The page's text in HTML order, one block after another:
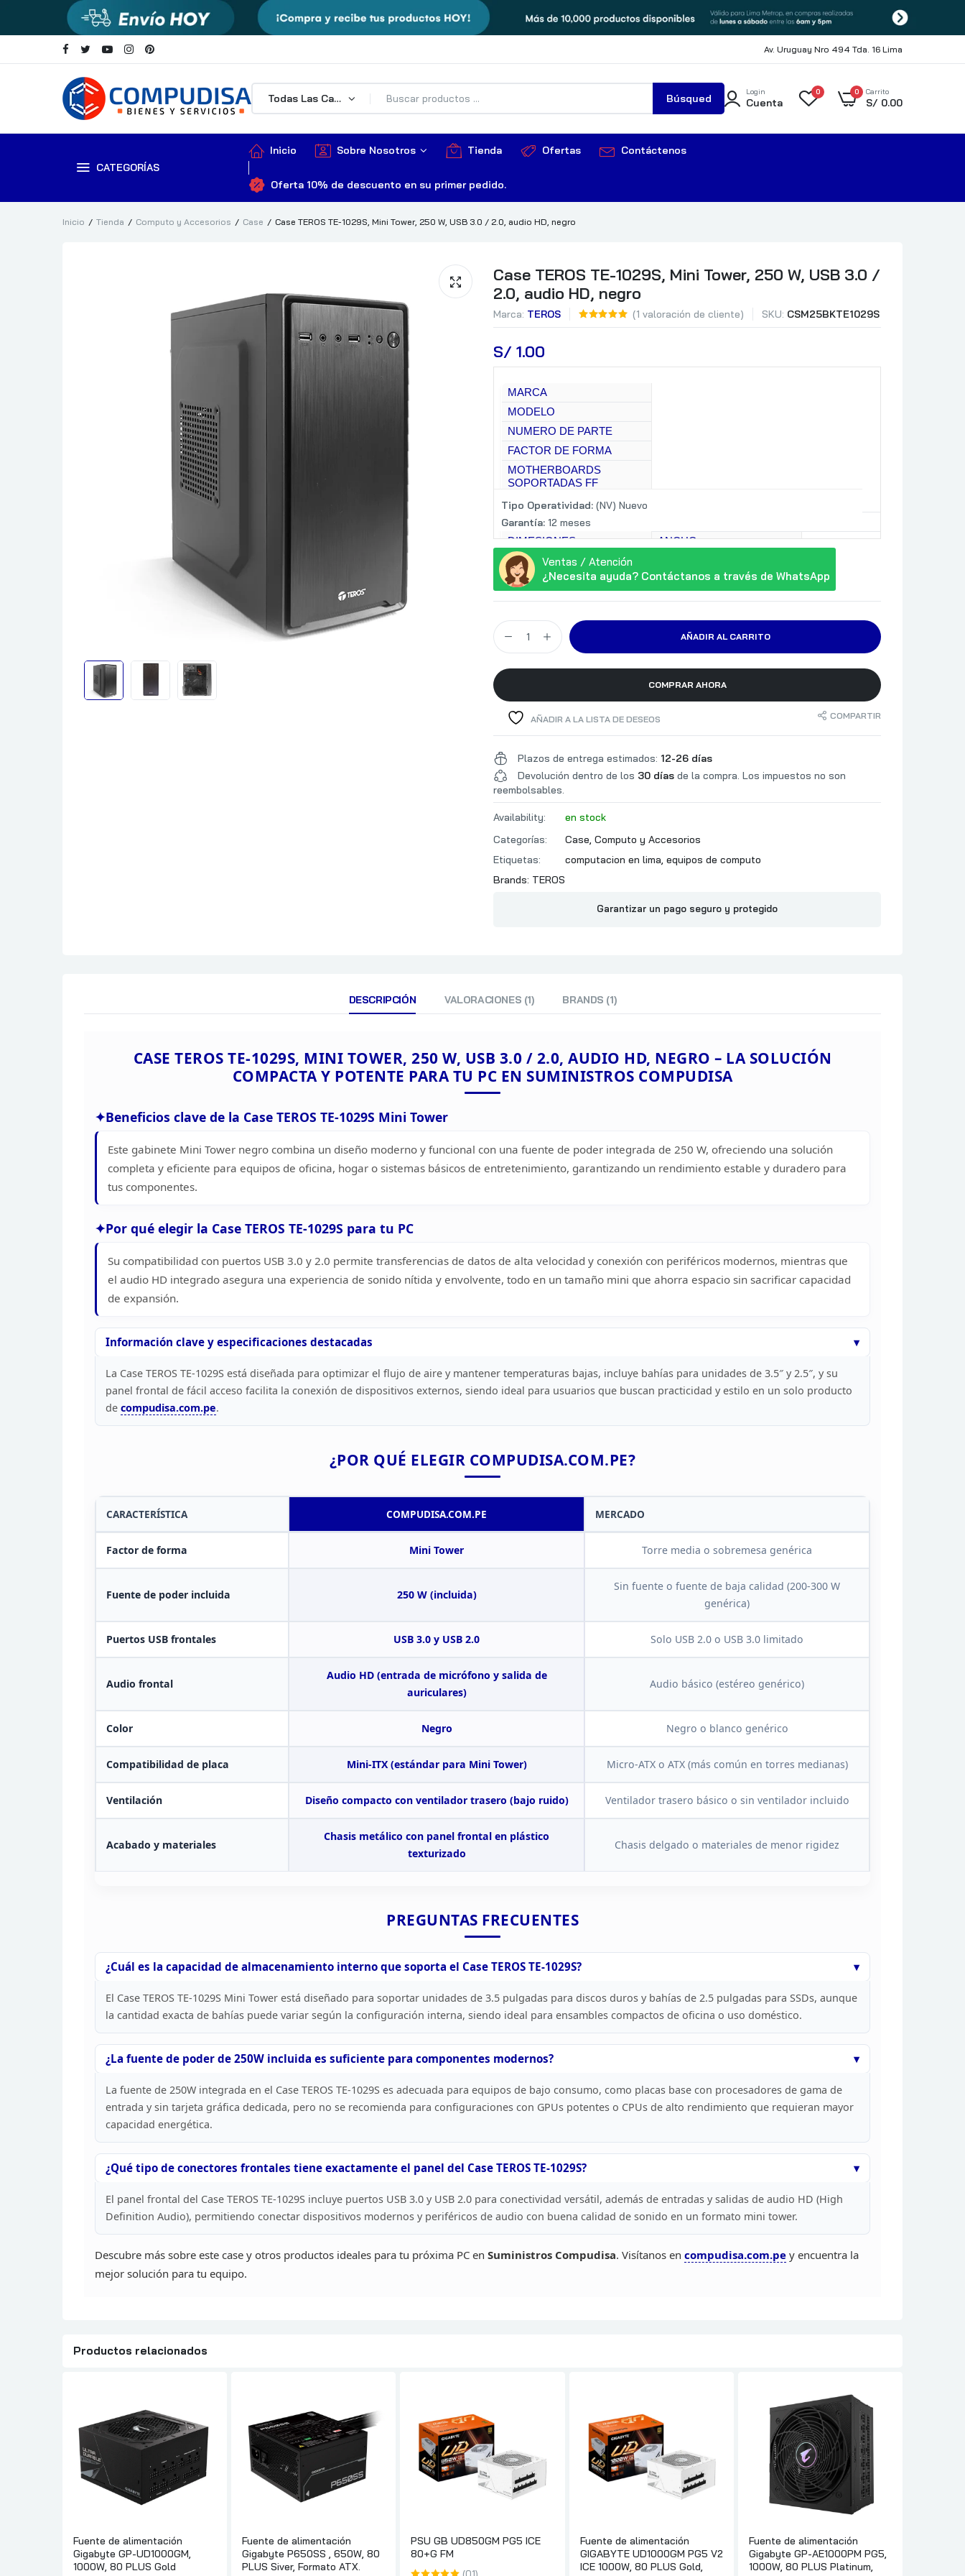
Av. Uruguay Nro 494 Tda. 16 Lima
Todas Las Categorías
Búsqued
a
Login
Cuenta
0 0 Carrito
S/ 0.00
CATEGORÍAS
Inicio Sobre Nosotros Tienda Ofertas Contáctenos
Oferta 10% de descuento en su primer pedido.
Inicio Tienda Computo y Accesorios Case Case TEROS TE-1029S, Mini Tower, 250 W, USB 3.0 / 2.0, audio HD, negro
Case TEROS TE-1029S, Mini Tower, 250 W, USB 3.0 /
2.0, audio HD, negro
Marca: TEROS (1 valoración de cliente) SKU: CSM25BKTE1029S
S/ 1.00
MARCA
MODELO
NUMERO DE PARTE
FACTOR DE FORMA
MOTHERBOARDS
SOPORTADAS FF
ORIENTACION
DIMESIONES
ANCHO
PESO
INCLUYE FUENTE DE
FUENTE
POTENCIA
VOLTAJE DE ENTRADA
CONECTORES DE
FUENTE
1
BAHIAS
11 CM
VIDEO
LARGO FUENTE POWER
SLOTS DE EXPANSION
HDD
VENTILADORES
1 x 80 mm
FORMATO DE FUENTE
Tipo Operatividad: (NV) Nuevo
Garantía: 12 meses
Ventas / Atención
¿Necesita ayuda? Contáctanos a través de WhatsApp
AÑADIR AL CARRITO
COMPRAR AHORA
AÑADIR A LA LISTA DE DESEOS COMPARTIR
Plazos de entrega estimados: 12-26 días
Devolución dentro de los 30 días de la compra. Los impuestos no son
reembolsables.
Availability:
en stock
Categorías:
Case, Computo y Accesorios
Etiquetas:
computacion en lima, equipos de computo
Brands: TEROS
Garantizar un pago seguro y protegido
DESCRIPCIÓN VALORACIONES (1) BRANDS (1)
CASE TEROS TE-1029S, MINI TOWER, 250 W, USB 3.0 / 2.0, AUDIO HD, NEGRO – LA SOLUCIÓN
COMPACTA Y POTENTE PARA TU PC EN SUMINISTROS COMPUDISA
Beneficios clave de la Case TEROS TE-1029S Mini Tower
Este gabinete Mini Tower negro combina un diseño moderno y funcional con una fuente de poder integrada de 250 W, ofreciendo una solución
completa y eficiente para equipos de oficina, hogar o sistemas básicos de entretenimiento, garantizando un rendimiento estable y duradero para
tus componentes.
Por qué elegir la Case TEROS TE-1029S para tu PC
Su compatibilidad con puertos USB 3.0 y 2.0 permite transferencias de datos de alta velocidad y conexión con periféricos modernos, mientras que
el audio HD integrado asegura una experiencia de sonido nítida y envolvente, todo en un tamaño mini que ahorra espacio sin sacrificar capacidad
de expansión.
Información clave y especificaciones destacadas
La Case TEROS TE-1029S está diseñada para optimizar el flujo de aire y mantener temperaturas bajas, incluye bahías para unidades de 3.5″ y 2.5″, y su
panel frontal de fácil acceso facilita la conexión de dispositivos externos, siendo ideal para usuarios que buscan practicidad y estilo en un solo producto
de compudisa.com.pe.
¿POR QUÉ ELEGIR COMPUDISA.COM.PE?
CARACTERÍSTICA COMPUDISA.COM.PE MERCADO
Factor de forma Mini Tower Torre media o sobremesa genérica
Fuente de poder incluida 250 W(incluida)
Sin fuente o fuente de baja calidad (200-300 W
genérica)
Puertos USB frontales USB 3.0 y USB 2.0 Solo USB 2.0 o USB 3.0 limitado
Audio frontal
Audio HD (entrada de micrófono y salida de
auriculares)
Audio básico (estéreo genérico)
Color Negro Negro o blanco genérico
Compatibilidad de placa Mini-ITX (estándarpara Mini Tower) Micro-ATX o ATX (más común en torres medianas)
Ventilación Diseño compacto con ventilador trasero (bajo ruido) Ventilador trasero básico o sin ventilador incluido
Acabado y materiales
Chasis metálico con panel frontal en plástico
texturizado
Chasis delgado o materiales de menor rigidez
PREGUNTAS FRECUENTES
¿Cuál es la capacidad de almacenamiento interno que soporta el Case TEROS TE-1029S?
El Case TEROS TE-1029S Mini Tower está diseñado para soportar unidades de 3.5 pulgadas para discos duros y bahías de 2.5 pulgadas para SSDs, aunque
la cantidad exacta de bahías puede variar según la configuración interna, siendo ideal para ensambles compactos de oficina o uso doméstico.
¿La fuente de poder de 250W incluida es suficiente para componentes modernos?
La fuente de 250W integrada en el Case TEROS TE-1029S es adecuada para equipos de bajo consumo, como placas base con procesadores de gama de
entrada y sin tarjeta gráfica dedicada, pero no se recomienda para configuraciones con GPUs potentes o CPUs de alto rendimiento que requieran mayor
capacidad energética.
¿Qué tipo de conectores frontales tiene exactamente el panel del Case TEROS TE-1029S?
El panel frontal del Case TEROS TE-1029S incluye puertos USB 3.0 y USB 2.0 para conectividad versátil, además de entradas ysalidas de audio HD (High
Definition Audio), permitiendo conectar dispositivos modernos y periféricos de audio con buena calidad de sonido en un formato mini tower.
Descubre más sobre este case y otros productos ideales para tu próxima PC en Suministros Compudisa. Visítanos en compudisa.com.pe y encuentra la
mejor solución para tu equipo.
Productos relacionados
Fuente de alimentación
Gigabyte GP-UD1000GM,
1000W, 80 PLUS Gold
Fuente de alimentación
Gigabyte P650SS , 650W, 80
PLUS Siver, Formato ATX.
PSU GB UD850GM PG5 ICE
80+G FM
Fuente de alimentación
GIGABYTE UD1000GM PG5 V2
ICE 1000W, 80 PLUS Gold,
Fuente de alimentación
Gigabyte GP-AE1000PM PG5,
1000W, 80 PLUS Platinum,